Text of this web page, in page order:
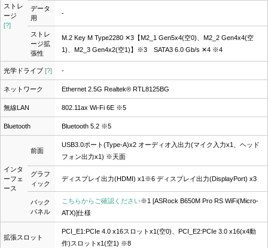
ストレ
ージ
[?]
データ
用
-
ストレ
ージ拡
張性
M.2 Key M Type2280 ✕3【M2_1 Gen5x4(空0)、M2_2 Gen4x4(空
1)、M2_3 Gen4x2(空1)】※3 SATA3 6.0 Gb/s ✕4 ※4
光学ドライブ [?] -
ネットワーク Ethernet 2.5G Realtek® RTL8125BG
無線LAN 802.11ax Wi-Fi 6E ※5
Bluetooth Bluetooth 5.2 ※5
インタ
ーフェ
ース
前面
USB3.0ポート(Type-A)x2 オーディオ入出力(マイク入力x1、ヘッド
フォン出力x1) ※天面
グラフ
ィック
ディスプレイ出力(HDMI) x1※6 ディスプレイ出力(DisplayPort) x3
バック
パネル
こちらからご確認ください※1 [ASRock B650M Pro RS WiFi(Micro-
ATX)]仕様
拡張スロット
PCI_E1:PCIe 4.0 x16スロットx1(空0)、PCI_E2:PCIe 3.0 x16(x4動
作)スロットx1(空1) ※8